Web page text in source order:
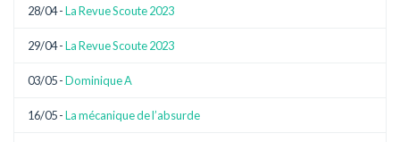
28/04 -La Revue Scoute 2023
29/04 -La Revue Scoute 2023
03/05 -Dominique A
16/05 -La mécanique de l’absurde